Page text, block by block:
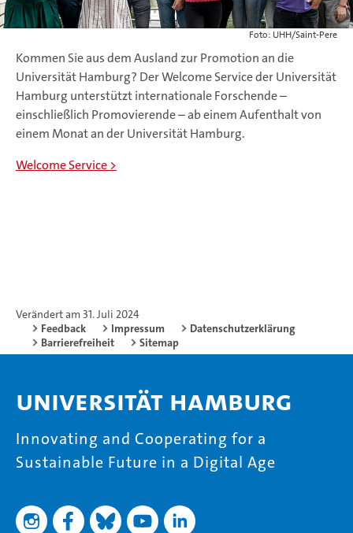
Foto: UHH/Saint-Pere
Kommen Sie aus dem Ausland zur Promotion an die
Universität Hamburg? Der Welcome Service der Universität
Hamburg unterstützt internationale Forschende –
einschließlich Promovierende – ab einem Aufenthalt von
einem Monat an der Universität Hamburg.
Welcome Service
Verändert am 31. Juli 2024
Feedback
Impressum
Datenschutzerklärung
Barrierefreiheit
Sitemap
Universität Hamburg
Innovating and Cooperating for a
Sustainable Future in a Digital Age